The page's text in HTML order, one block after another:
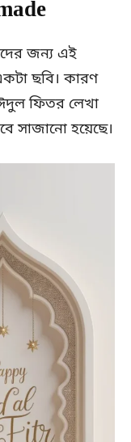
জন্য এই
ছবি। কারণ
ফিতর লেখা
সাজানো হয়েছে।